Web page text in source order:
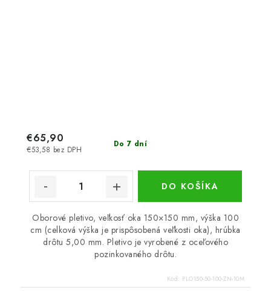
Do 7 dní
€53,58 bez DPH
€65,90
DO KOŠÍKA
Oborové pletivo, veľkosť oka 150×150 mm, výška 100
cm (celková výška je prispôsobená veľkosti oka), hrúbka
drôtu 5,00 mm. Pletivo je vyrobené z oceľového
pozinkovaného drôtu.
Kód: PLO150-50-100-ZN-10M